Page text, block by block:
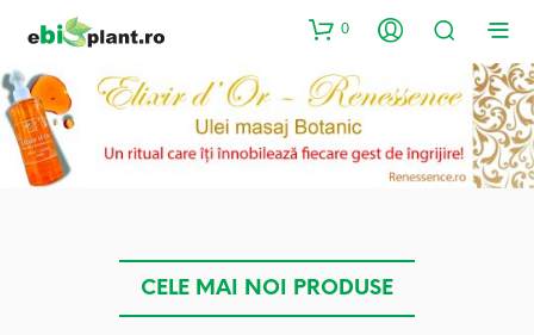
0
CELE MAI NOI PRODUSE